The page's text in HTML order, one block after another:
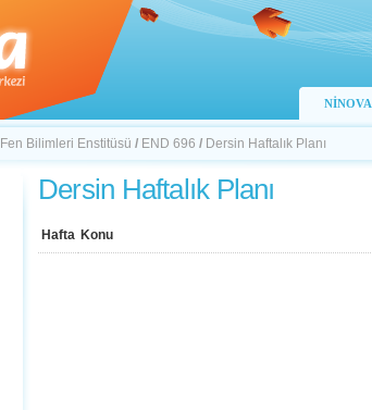
NİNOVA
Fen Bilimleri Enstitüsü / END 696 / Dersin Haftalık Planı
Dersin Haftalık Planı
Hafta Konu